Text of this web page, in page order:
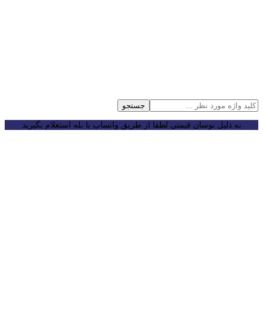
جستجو
به دلیل نوسان قیمتی لطفا از طریق واتساپ یا بله استعلام بگیرید